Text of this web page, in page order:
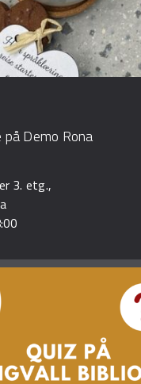
på Demo Rona
3. etg.,